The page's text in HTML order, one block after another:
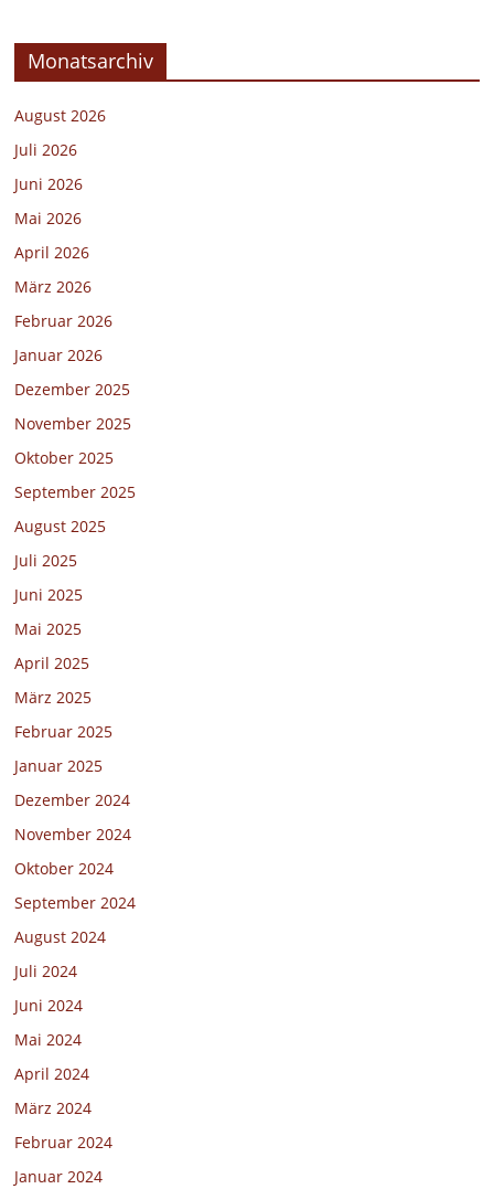
Monatsarchiv
August 2026
Juli 2026
Juni 2026
Mai 2026
April 2026
März 2026
Februar 2026
Januar 2026
Dezember 2025
November 2025
Oktober 2025
September 2025
August 2025
Juli 2025
Juni 2025
Mai 2025
April 2025
März 2025
Februar 2025
Januar 2025
Dezember 2024
November 2024
Oktober 2024
September 2024
August 2024
Juli 2024
Juni 2024
Mai 2024
April 2024
März 2024
Februar 2024
Januar 2024